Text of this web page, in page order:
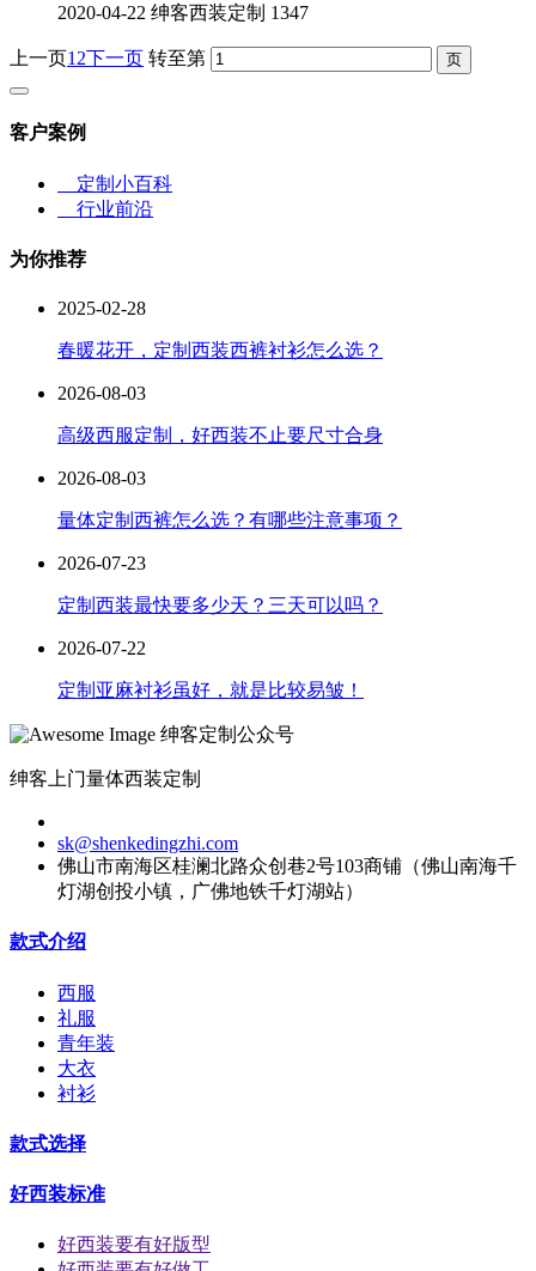
2020-04-22 绅客西装定制 1347
上一页1 2下一页 转至第
客户案例
定制小百科
行业前沿
为你推荐
2025-02-28
春暖花开，定制西装西裤衬衫怎么选？
2026-08-03
高级西服定制，好西装不止要尺寸合身
2026-08-03
量体定制西裤怎么选？有哪些注意事项？
2026-07-23
定制西装最快要多少天？三天可以吗？
2026-07-22
定制亚麻衬衫虽好，就是比较易皱！
绅客定制公众号
绅客上门量体西装定制
sk@shenkedingzhi.com
佛山市南海区桂澜北路众创巷2号103商铺（佛山南海千
灯湖创投小镇，广佛地铁千灯湖站）
款式介绍
西服
礼服
青年装
大衣
衬衫
款式选择
好西装标准
好西装要有好版型